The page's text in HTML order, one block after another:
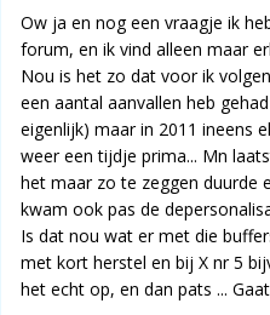
Ow ja en nog een vraagje ik
forum, en ik vind alleen maar
Nou is het zo dat voor ik
een aantal aanvallen heb
eigenlijk) maar in 2011 ineens
weer een tijdje prima... Mn
het maar zo te zeggen duurde
kwam ook pas de
Is dat nou wat er met die
met kort herstel en bij X nr 5
het echt op, en dan pats ...